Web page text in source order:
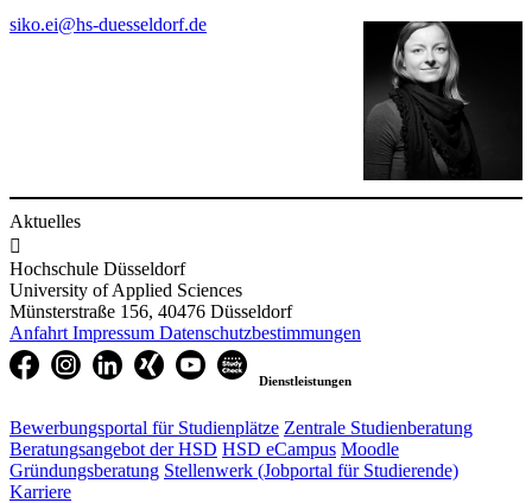
siko.ei@hs-duesseldorf.de
Aktuelles

Hochschule Düsseldorf
University of Applied Sciences
Münsterstraße 156, 40476 Düsseldorf
Anfahrt Impressum Datenschutzbestimmungen
Dienstleistungen
Bewerbungsportal für Studienplätze Zentrale Studienberatung
Beratungsangebot der HSD HSD eCampus Moodle
Gründungsberatung Stellenwerk (Jobportal für Studierende)
Karriere